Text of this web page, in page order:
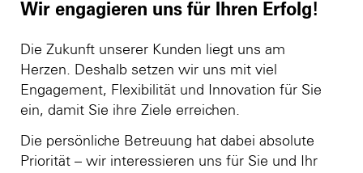
Wir engagieren uns für Ihren Erfolg!
Die Zukunft unserer Kunden liegt uns am
Herzen. Deshalb setzen wir uns mit viel
Engagement, Flexibilität und Innovation für Sie
ein, damit Sie ihre Ziele erreichen.
Die persönliche Betreuung hat dabei absolute
Priorität – wir interessieren uns für Sie und Ihr